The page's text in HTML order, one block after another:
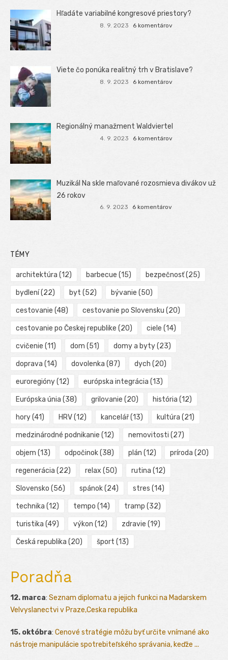
Hľadáte variabilné kongresové priestory?
8. 9. 2023 6 komentárov
Viete čo ponúka realitný trh v Bratislave?
8. 9. 2023 6 komentárov
Regionálný manažment Waldviertel
4. 9. 2023 6 komentárov
Muzikál Na skle maľované rozosmieva divákov už
26 rokov
6. 9. 2023 6 komentárov
TÉMY
architektúra (12) barbecue (15) bezpečnosť(25)
bydlení(22) byt (52) bývanie (50)
cestovanie (48) cestovanie po Slovensku (20)
cestovanie po Českej republike (20) ciele (14)
cvičenie (11) dom (51) domy a byty(23)
doprava (14) dovolenka (87) dych (20)
euroregióny(12) európska integrácia (13)
Európska únia (38) grilovanie (20) história (12)
hory(41) HRV(12) kancelář(13) kultúra (21)
medzinárodné podnikanie (12) nemovitosti (27)
objem (13) odpočinok(38) plán (12) príroda (20)
regenerácia (22) relax (50) rutina (12)
Slovensko (56) spánok(24) stres (14)
technika (12) tempo (14) tramp (32)
turistika (49) výkon (12) zdravie (19)
Česká republika (20) šport (13)
Poradňa
12. marca: Seznam diplomatu a jejich funkci na Madarskem
Velvyslanectvi v Praze,Ceska republika
15. októbra: Cenové stratégie môžu byť určite vnímané ako
nástroje manipulácie spotrebiteľského správania, keďže ...